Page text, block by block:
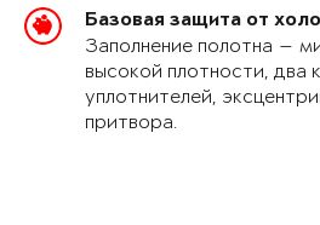
Базовая защита от
Заполнение полотна —
высокой плотности, два
уплотнителей,
притвора.